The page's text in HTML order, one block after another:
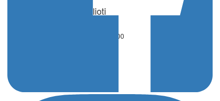
di Simone Milioti
29 Giugno 2026 - 09:00